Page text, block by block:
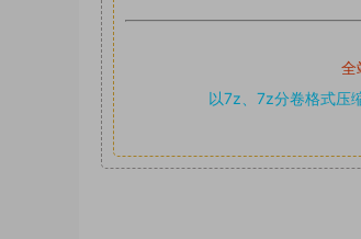
全
以7z、7z分卷格式压